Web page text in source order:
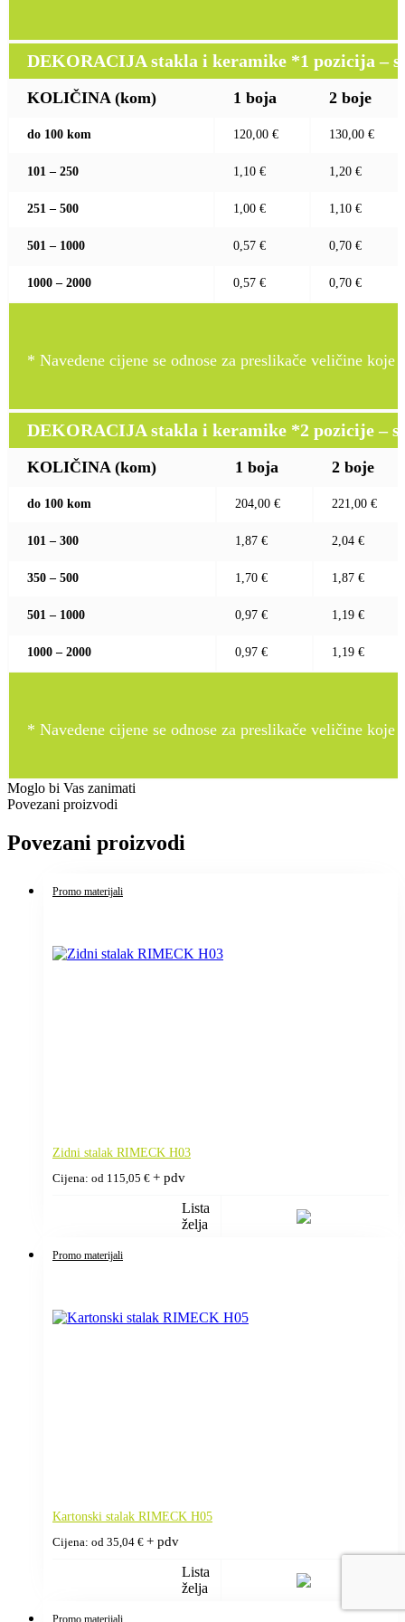
DEKORACIJA stakla i keramike *1 pozicija –
KOLIČINA (kom) 1 boja 2 boje
do 100 kom 120,00 € 130,00 €
101 – 250 1,10 € 1,20 €
251 – 500 1,00 € 1,10 €
501 – 1000 0,57 € 0,70 €
1000 – 2000 0,57 € 0,70 €
* Navedene cijene se odnose za preslikače veličine
DEKORACIJA stakla i keramike *2 pozicije –
KOLIČINA (kom) 1 boja 2 boje
do 100 kom 204,00 € 221,00 €
101 – 300 1,87 € 2,04 €
350 – 500 1,70 € 1,87 €
501 – 1000 0,97 € 1,19 €
1000 – 2000 0,97 € 1,19 €
* Navedene cijene se odnose za preslikače veličine
Moglo bi Vas zanimati
Povezani proizvodi
Povezani proizvodi
Promo materijali
Zidni stalak RIMECK H03
Cijena: od 115,05 € + pdv
Lista
želja
Promo materijali
Kartonski stalak RIMECK H05
Cijena: od 35,04 € + pdv
Lista
želja
Promo materijali